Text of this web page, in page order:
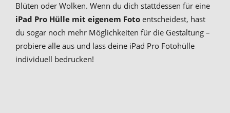
Blüten oder Wolken. Wenn du dich stattdessen für eine
iPad Pro Hülle mit eigenem Foto entscheidest, hast
du sogar noch mehr Möglichkeiten für die Gestaltung –
probiere alle aus und lass deine iPad Pro Fotohülle
individuell bedrucken!